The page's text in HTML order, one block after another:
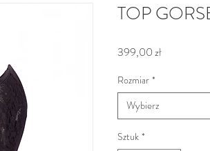
TOP
399,00 złCena
Rozmiar *
Wybierz
Sztuk *